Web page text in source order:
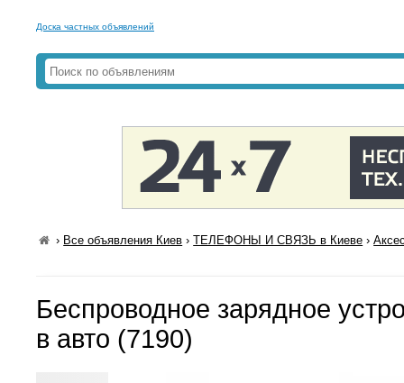
Доска частных объявлений
› Все объявления Киев ›ТЕЛЕФОНЫ И СВЯЗЬ в Киеве ›
Беспроводное зарядное
в авто (7190)